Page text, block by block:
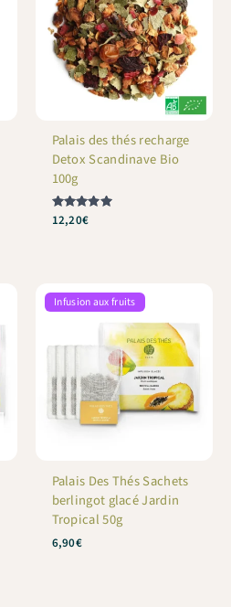
Palais des thés recharge
Detox Scandinave Bio
100g
Note
12,20€
Infusion aux fruits
Palais Des Thés Sachets
berlingot glacé Jardin
Tropical 50g
6,90€